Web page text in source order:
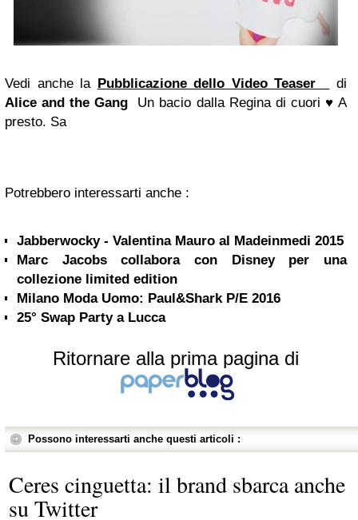
Vedi anche la Pubblicazione dello Video Teaser
di
Alice and the Gang
Un bacio dalla Regina di cuori ♥ A
presto. Sa
Potrebbero interessarti anche :
Jabberwocky - Valentina Mauro al Madeinmedi 2015
Marc Jacobs collabora con Disney per una
collezione limited edition
Milano Moda Uomo: Paul&Shark P/E 2016
25° Swap Party a Lucca
Ritornare alla prima pagina di
Possono interessarti anche questi articoli :
Ceres cinguetta: il brand sbarca anche
su Twitter